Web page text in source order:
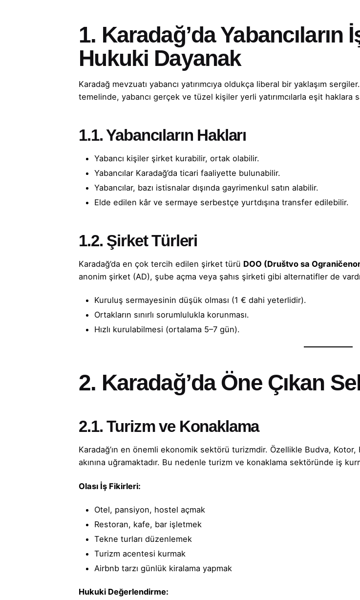
1. Karadağ’da Yabancıların
Hukuki Dayanak
Karadağ mevzuatı yabancı yatırımcıya oldukça liberal bir yaklaşım sergiler.
temelinde, yabancı gerçek ve tüzel kişiler yerli yatırımcılarla eşit haklara
1.1. Yabancıların Hakları
Yabancı kişiler şirket kurabilir, ortak olabilir.
Yabancılar Karadağ’da ticari faaliyette bulunabilir.
Yabancılar, bazı istisnalar dışında gayrimenkul satın alabilir.
Elde edilen kâr ve sermaye serbestçe yurtdışına transfer edilebilir.
1.2. Şirket Türleri
Karadağ’da en çok tercih edilen şirket türü DOO (Društvo sa
anonim şirket (AD), şube açma veya şahıs şirketi gibi alternatifler de
Kuruluş sermayesinin düşük olması (1 € dahi yeterlidir).
Ortakların sınırlı sorumlulukla korunması.
Hızlı kurulabilmesi (ortalama 5–7 gün).
2. Karadağ’da Öne Çıkan
2.1. Turizm ve Konaklama
Karadağ’ın en önemli ekonomik sektörü turizmdir. Özellikle Budva,
akınına uğramaktadır. Bu nedenle turizm ve konaklama sektöründe iş
Olası İş Fikirleri:
Otel, pansiyon, hostel açmak
Restoran, kafe, bar işletmek
Tekne turları düzenlemek
Turizm acentesi kurmak
Airbnb tarzı günlük kiralama yapmak
Hukuki Değerlendirme: